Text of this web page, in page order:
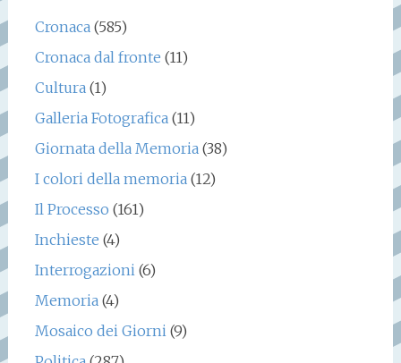
Cronaca(585)
Cronaca dal fronte (11)
Cultura(1)
Galleria Fotografica(11)
Giornata della Memoria(38)
I colori della memoria(12)
Il Processo (161)
Inchieste (4)
Interrogazioni(6)
Memoria(4)
Mosaico dei Giorni(9)